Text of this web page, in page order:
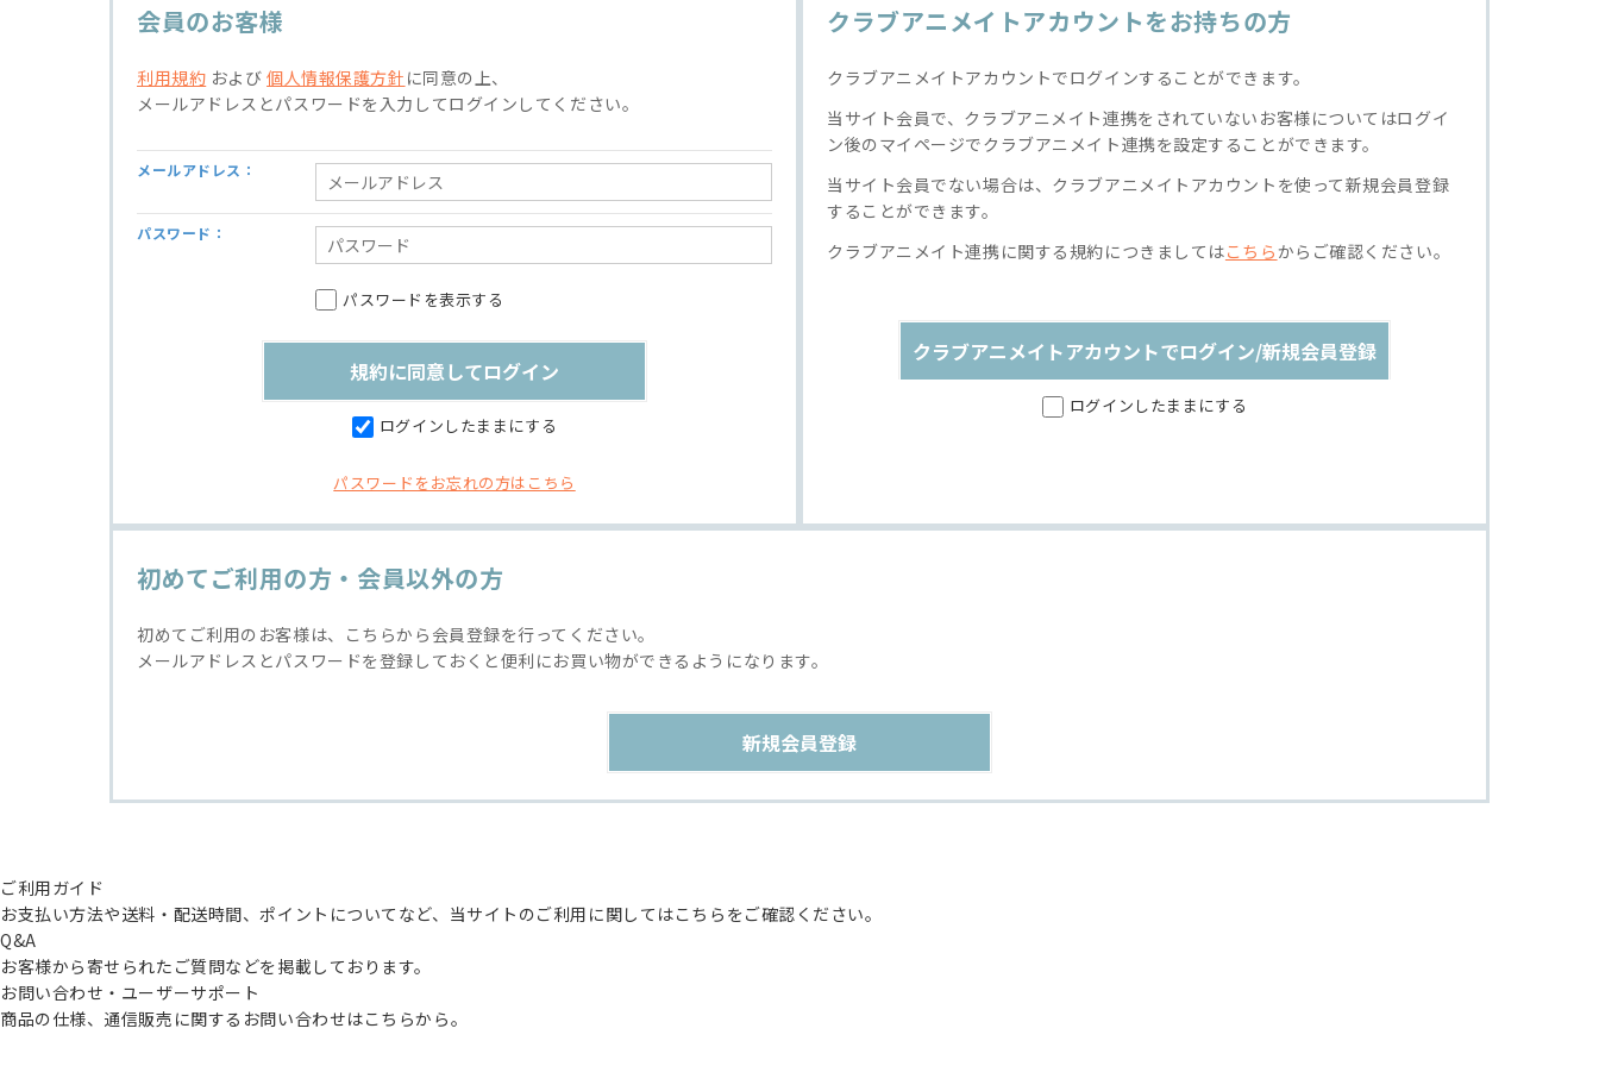
会員のお客様
利用規約 および個人情報保護方針 に同意の上、
メールアドレスとパスワードを入力してログインしてください。
メールアドレス：
パスワード：
パスワードを表示する
ログインしたままにする
パスワードをお忘れの方はこちら
クラブアニメイトアカウントをお持ちの方
クラブアニメイトアカウントでログインすることができます。
当サイト会員で、クラブアニメイト連携をされていないお客様についてはログイ
ン後のマイページでクラブアニメイト連携を設定することができます。
当サイト会員でない場合は、クラブアニメイトアカウントを使って新規会員登録
することができます。
クラブアニメイト連携に関する規約につきましてはこちらからご確認ください。
クラブアニメイトアカウントでログイン/新規会員登録
ログインしたままにする
初めてご利用の方・会員以外の方
初めてご利用のお客様は、こちらから会員登録を行ってください。
メールアドレスとパスワードを登録しておくと便利にお買い物ができるようになります。
ご利用ガイド
お支払い方法や送料・配送時間、ポイントについてなど、当サイトのご利用に関してはこちらをご確認ください。
Q&A
お客様から寄せられたご質問などを掲載しております。
お問い合わせ・ユーザーサポート
商品の仕様、通信販売に関するお問い合わせはこちらから。